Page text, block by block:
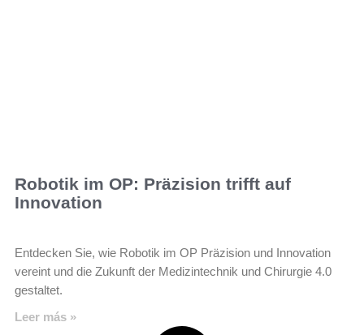
Robotik im OP: Präzision trifft auf
Innovation
Entdecken Sie, wie Robotik im OP Präzision und Innovation
vereint und die Zukunft der Medizintechnik und Chirurgie 4.0
gestaltet.
Leer más »